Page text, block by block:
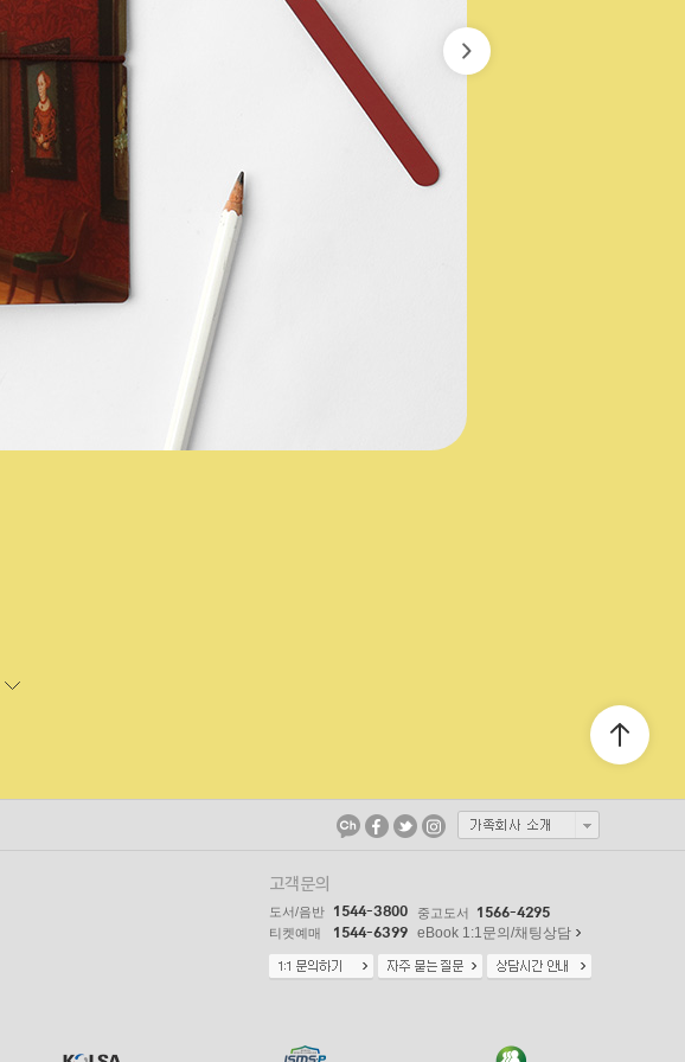
고객문의
도서/음반 1544-3800 중고도서 1566-4295
티켓예매 1544-6399 eBook 1:1문의/채팅상담